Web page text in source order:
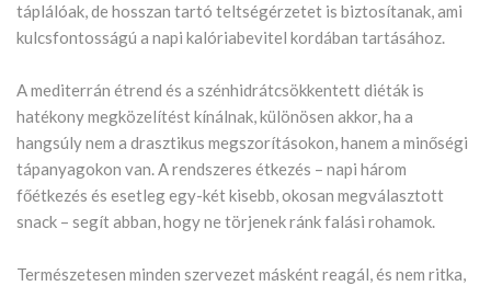
táplálóak, de hosszan tartó teltségérzetet is biztosítanak, ami
kulcsfontosságú a napi kalóriabevitel kordában tartásához.
A mediterrán étrend és a szénhidrátcsökkentett diéták is
hatékony megközelítést kínálnak, különösen akkor, ha a
hangsúly nem a drasztikus megszorításokon, hanem a minőségi
tápanyagokon van. A rendszeres étkezés – napi három
főétkezés és esetleg egy-két kisebb, okosan megválasztott
snack – segít abban, hogy ne törjenek ránk falási rohamok.
Természetesen minden szervezet másként reagál, és nem ritka,